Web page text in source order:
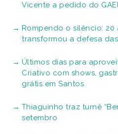
Vicente a pedido do
Rompendo o silêncio: 20
transformou a defesa
Últimos dias para
Criativo com shows,
grátis em Santos
Thiaguinho traz turnê
setembro